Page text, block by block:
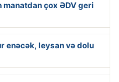
çox ƏDV geri
enəcək, leysan və dolu